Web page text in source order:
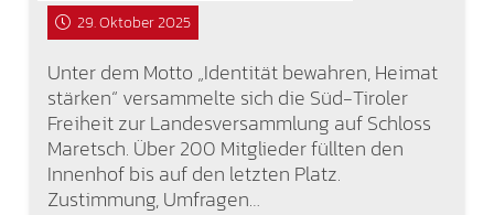
29. Oktober 2025
Unter dem Motto „Identität bewahren, Heimat
stärken“ versammelte sich die Süd-Tiroler
Freiheit zur Landesversammlung auf Schloss
Maretsch. Über 200 Mitglieder füllten den
Innenhof bis auf den letzten Platz.
Zustimmung, Umfragen…